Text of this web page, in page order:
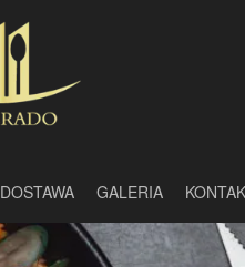
DOSTAWA GALERIA